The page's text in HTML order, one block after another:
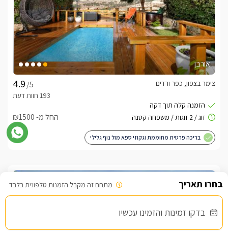
מתחם זה מקבל הזמנות טלפונית בלבד
בדקו זמינות והזמינו עכשיו
אורבן
/5
צימר בצפון, כפר ורדים
החל מ- ₪1500
בריכה פרטית מחוממת וגקוזי ספא מול נוף גלילי
שובר מילואים